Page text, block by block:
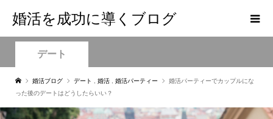
婚活を成功に導くブログ
デート
婚活ブログ デート 婚活 婚活パーティー
婚活パーティーでカップルにな
った後のデートはどうしたらいい？